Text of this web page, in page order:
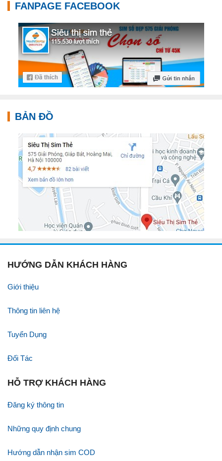
FANPAGE FACEBOOK
BẢN ĐỒ
HƯỚNG DẪN KHÁCH HÀNG
Giới thiệu
Thông tin liên hệ
Tuyển Dụng
Đối Tác
HỖ TRỢ KHÁCH HÀNG
Đăng ký thông tin
Những quy định chung
Hướng dẫn nhận sim COD